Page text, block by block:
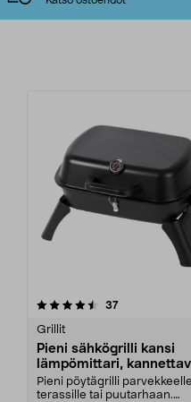
37arvostelut
Grillit
Pieni sähkögrilli kansi
lämpömittari,
2200 W
Pieni pöytägrilli
terassille tai puutarhaan.
4.5 viidestä